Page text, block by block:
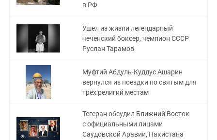
в РФ
Ушел из жизни легендарный
чеченский боксер, чемпион СССР
Руслан Тарамов
Муфтий Абдуль-Куддус Ашарин
вернулся из поездки по святым для
трёх религий местам
Тегеран обсудил Ближний Восток
с официальными лицами
Саудовской Аравии, Пакистана